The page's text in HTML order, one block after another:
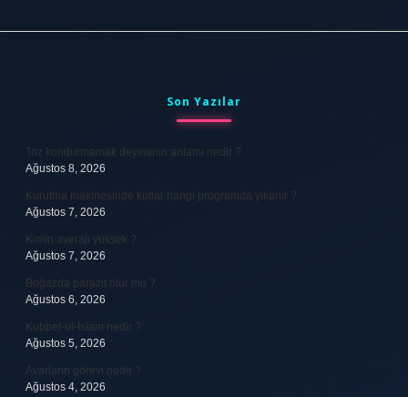
Son Yazılar
Toz kondurmamak deyiminin anlamı nedir ?
Ağustos 8, 2026
Kurutma makinesinde kotlar hangi programda yıkanır ?
Ağustos 7, 2026
Kimin averajı yüksek ?
Ağustos 7, 2026
Boğazda parazit olur mu ?
Ağustos 6, 2026
Kubbet-ül-İslam nedir ?
Ağustos 5, 2026
Avarların görevi nedir ?
Ağustos 4, 2026